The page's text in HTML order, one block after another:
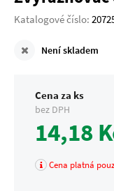
Katalogové číslo:
Není skladem
Cena za ks
bez DPH
14,18
Cena platná